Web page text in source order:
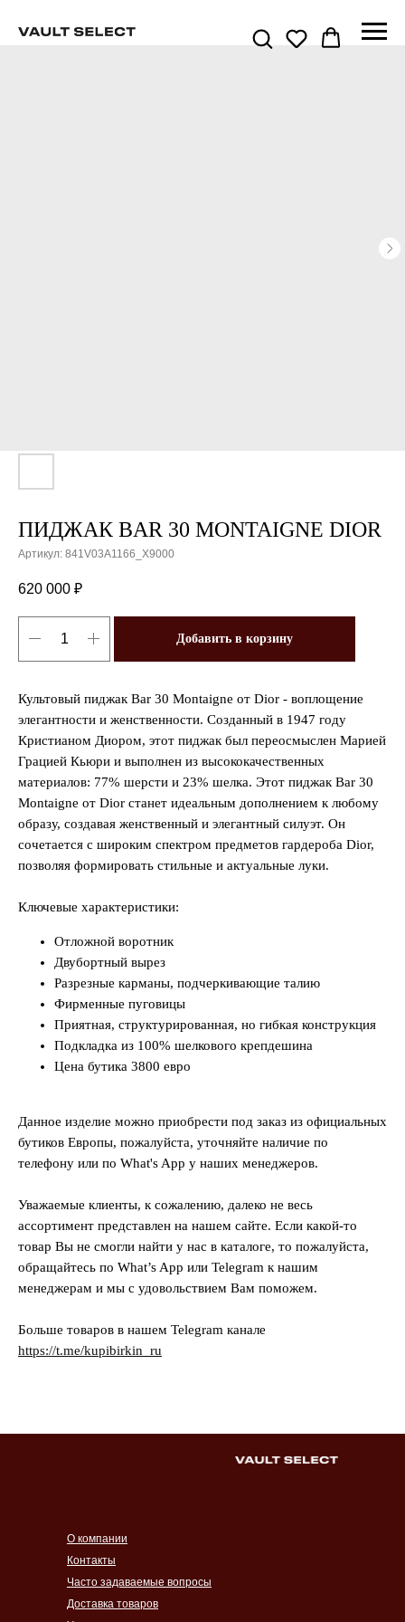
ПИДЖАК BAR 30 MONTAIGNE DIOR
Артикул: 841V03A1166_X9000
620 000 ₽
Добавить в корзину
Культовый пиджак Bar 30 Montaigne от Dior - воплощение
элегантности и женственности. Созданный в 1947 году
Кристианом Диором, этот пиджак был переосмыслен Марией
Грацией Кьюри и выполнен из высококачественных
материалов: 77% шерсти и 23% шелка. Этот пиджак Bar 30
Montaigne от Dior станет идеальным дополнением к любому
образу, создавая женственный и элегантный силуэт. Он
сочетается с широким спектром предметов гардероба Dior,
позволяя формировать стильные и актуальные луки.
Ключевые характеристики:
Отложной воротник
Двубортный вырез
Разрезные карманы, подчеркивающие талию
Фирменные пуговицы
Приятная, структурированная, но гибкая конструкция
Подкладка из 100% шелкового крепдешина
Цена бутика 3800 евро
Данное изделие можно приобрести под заказ из официальных
бутиков Европы, пожалуйста, уточняйте наличие по
телефону или по What's App у наших менеджеров.
Уважаемые клиенты, к сожалению, далеко не весь
ассортимент представлен на нашем сайте. Если какой-то
товар Вы не смогли найти у нас в каталоге, то пожалуйста,
обращайтесь по What’s App или Telegram к нашим
менеджерам и мы с удовольствием Вам поможем.
Больше товаров в нашем Telegram канале
https://t.me/kupibirkin_ru
Контакты
Часто задаваемые вопросы
Доставка товаров
О компании